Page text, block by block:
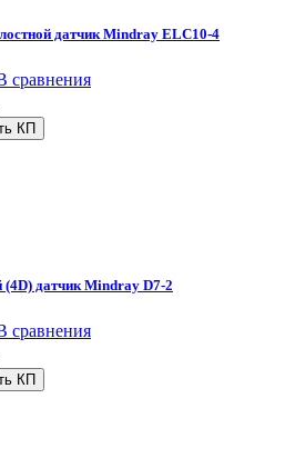
датчик Mindray ELC10-4
сравнения
датчик Mindray D7-2
сравнения